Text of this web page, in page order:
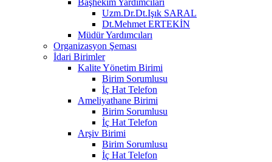
Uzm.Dr.Dt.Işık SARAL
Dt.Mehmet ERTEKİN
Müdür Yardımcıları
Organizasyon Şeması
İdari Birimler
Kalite Yönetim Birimi
Birim Sorumlusu
İç Hat Telefon
Ameliyathane Birimi
Birim Sorumlusu
İç Hat Telefon
Arşiv Birimi
Birim Sorumlusu
İç Hat Telefon